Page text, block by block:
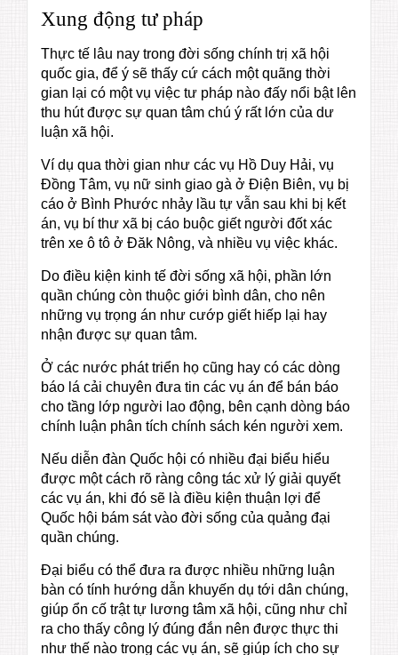
Xung động tư pháp
Thực tế lâu nay trong đời sống chính trị xã hội
quốc gia, để ý sẽ thấy cứ cách một quãng thời
gian lại có một vụ việc tư pháp nào đấy nổi bật lên
thu hút được sự quan tâm chú ý rất lớn của dư
luận xã hội.
Ví dụ qua thời gian như các vụ Hồ Duy Hải, vụ
Đồng Tâm, vụ nữ sinh giao gà ở Điện Biên, vụ bị
cáo ở Bình Phước nhảy lầu tự vẫn sau khi bị kết
án, vụ bí thư xã bị cáo buộc giết người đốt xác
trên xe ô tô ở Đăk Nông, và nhiều vụ việc khác.
Do điều kiện kinh tế đời sống xã hội, phần lớn
quần chúng còn thuộc giới bình dân, cho nên
những vụ trọng án như cướp giết hiếp lại hay
nhận được sự quan tâm.
Ở các nước phát triển họ cũng hay có các dòng
báo lá cải chuyên đưa tin các vụ án để bán báo
cho tầng lớp người lao động, bên cạnh dòng báo
chính luận phân tích chính sách kén người xem.
Nếu diễn đàn Quốc hội có nhiều đại biểu hiểu
được một cách rõ ràng công tác xử lý giải quyết
các vụ án, khi đó sẽ là điều kiện thuận lợi để
Quốc hội bám sát vào đời sống của quảng đại
quần chúng.
Đại biểu có thể đưa ra được nhiều những luận
bàn có tính hướng dẫn khuyến dụ tới dân chúng,
giúp ổn cố trật tự lương tâm xã hội, cũng như chỉ
ra cho thấy công lý đúng đắn nên được thực thi
như thế nào trong các vụ án, sẽ giúp ích cho sự